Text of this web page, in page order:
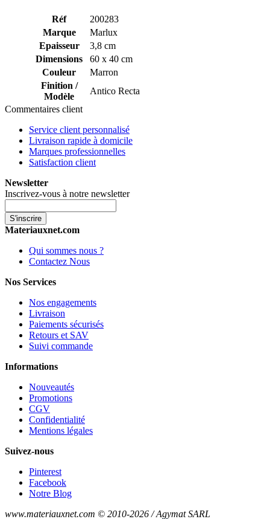
Réf
200283
Marque
Marlux
Epaisseur
3,8 cm
Dimensions
60 x 40 cm
Couleur
Marron
Finition /
Modèle
Antico Recta
Commentaires client
Service client personnalisé
Livraison rapide à domicile
Marques professionnelles
Satisfaction client
Newsletter
Inscrivez-vous à notre newsletter
S'inscrire
Materiauxnet.com
Qui sommes nous ?
Contactez Nous
Nos Services
Nos engagements
Livraison
Paiements sécurisés
Retours et SAV
Suivi commande
Informations
Nouveautés
Promotions
CGV
Confidentialité
Mentions légales
Suivez-nous
Pinterest
Facebook
Notre Blog
www.materiauxnet.com © 2010-2026 / Agymat SARL